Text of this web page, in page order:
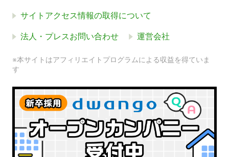
サイトアクセス情報の取得について
法人・プレスお問い合わせ 運営会社
※本サイトはアフィリエイトプログラムによる収益を得ていま
す